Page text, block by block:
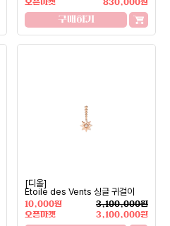
오픈마켓 830,000원
구매하기
[디올]
Etoile des Vents 싱글 귀걸이
10,000원
3,100,000원
오픈마켓
3,100,000원